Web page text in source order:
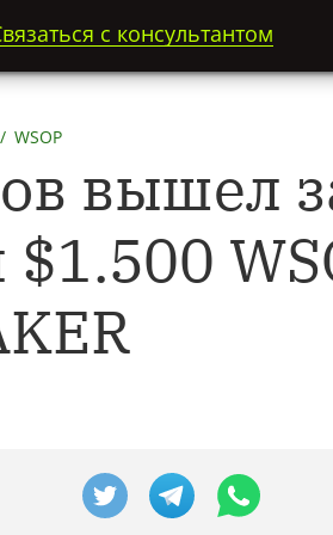
с консультантом
WSOP
вышел